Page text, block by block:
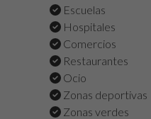
Escuelas
Hospitales
Comercios
Restaurantes
Ocio
Zonas deportivas
Zonas verdes